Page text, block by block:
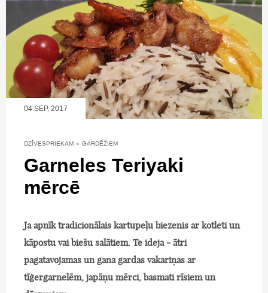
04.SEP, 2017
DZĪVESPRIEKAM » GARDĒŽIEM
Garneles Teriyaki
mērcē
Ja apnīk tradicionālais kartupeļu biezenis ar kotleti un
kāpostu vai biešu salātiem. Te ideja - ātri
pagatavojamas un gana gardas vakariņas ar
tīģergarnelēm, japāņu mērci, basmati rīsiem un